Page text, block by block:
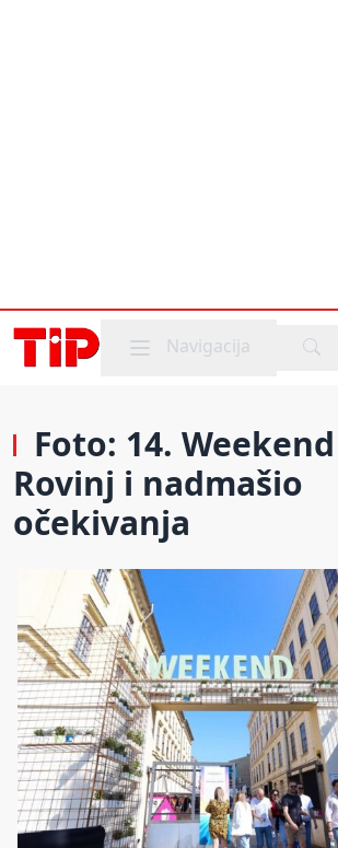
Mobile menu
Navigacija
Foto: 14.
Rovinj i nadmašio
očekivanja